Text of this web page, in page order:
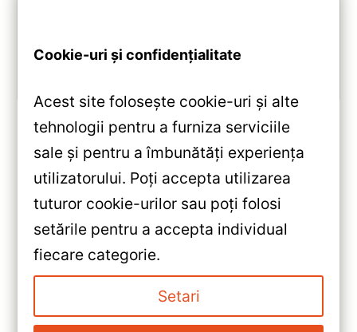
«Navigație Auto Teyes X1 9 inchi
pentru Ford Edge 2 (2015-2018)
— Recenzie Detaliată, Testare &
Recomandări
Navigatie Auto CC3 2K Ford
Edge 2 (2015-2018) 9.5″ QLED
— Teyes — Recenzie Detaliată,
Cookie-uri și confidențialitate
Acest site folosește cookie-uri și alte
tehnologii pentru a furniza serviciile
sale și pentru a îmbunătăți experiența
utilizatorului. Poți accepta utilizarea
tuturor cookie-urilor sau poți folosi
setările pentru a accepta individual
fiecare categorie.
Setari